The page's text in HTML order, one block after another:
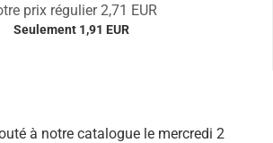
prix régulier 2,71 EUR
Seulement 1,91 EUR
à notre catalogue le mercredi 2